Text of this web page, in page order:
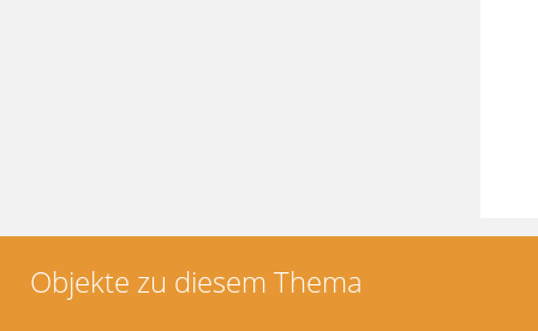
Objekte zu diesem Thema